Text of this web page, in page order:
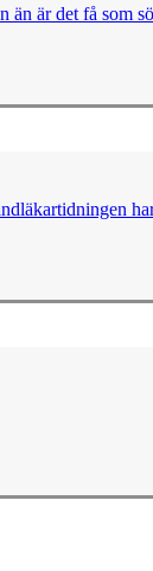
är det få som